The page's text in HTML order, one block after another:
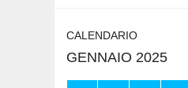
CALENDARIO
GENNAIO 2025